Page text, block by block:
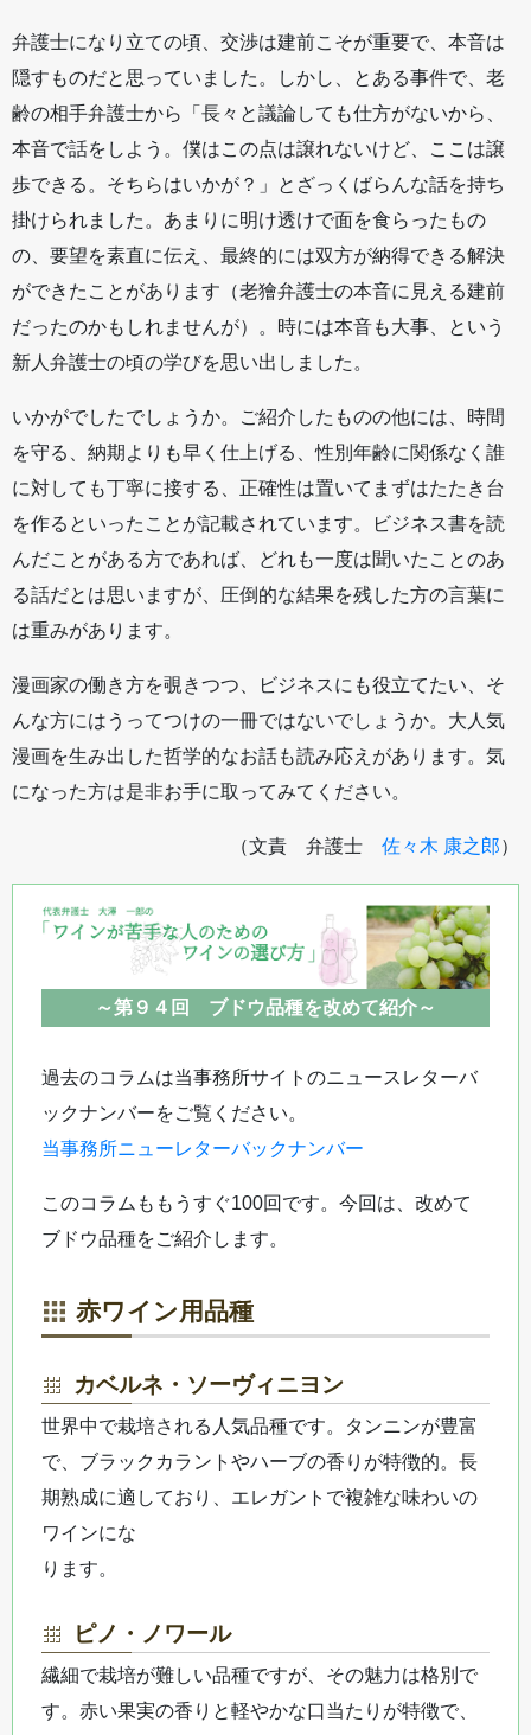
弁護士になり立ての頃、交渉は建前こそが重要で、本音は
隠すものだと思っていました。しかし、とある事件で、老
齢の相手弁護士から「長々と議論しても仕方がないから、
本音で話をしよう。僕はこの点は譲れないけど、ここは譲
歩できる。そちらはいかが？」とざっくばらんな話を持ち
掛けられました。あまりに明け透けで面を食らったもの
の、要望を素直に伝え、最終的には双方が納得できる解決
ができたことがあります（老獪弁護士の本音に見える建前
だったのかもしれませんが）。時には本音も大事、という
新人弁護士の頃の学びを思い出しました。
いかがでしたでしょうか。ご紹介したものの他には、時間
を守る、納期よりも早く仕上げる、性別年齢に関係なく誰
に対しても丁寧に接する、正確性は置いてまずはたたき台
を作るといったことが記載されています。ビジネス書を読
んだことがある方であれば、どれも一度は聞いたことのあ
る話だとは思いますが、圧倒的な結果を残した方の言葉に
は重みがあります。
漫画家の働き方を覗きつつ、ビジネスにも役立てたい、そ
んな方にはうってつけの一冊ではないでしょうか。大人気
漫画を生み出した哲学的なお話も読み応えがあります。気
になった方は是非お手に取ってみてください。
（文責 弁護士 佐々木 康之郎）
～第９４回 ブドウ品種を改めて紹介～
過去のコラムは当事務所サイトのニュースレターバ
ックナンバーをご覧ください。
当事務所ニューレターバックナンバー
このコラムももうすぐ100回です。今回は、改めて
ブドウ品種をご紹介します。
赤ワイン用品種
カベルネ・ソーヴィニヨン
世界中で栽培される人気品種です。タンニンが豊富
で、ブラックカラントやハーブの香りが特徴的。長
期熟成に適しており、エレガントで複雑な味わいの
ワインにな
ります。
ピノ・ノワール
繊細で栽培が難しい品種ですが、その魅力は格別で
す。赤い果実の香りと軽やかな口当たりが特徴で、